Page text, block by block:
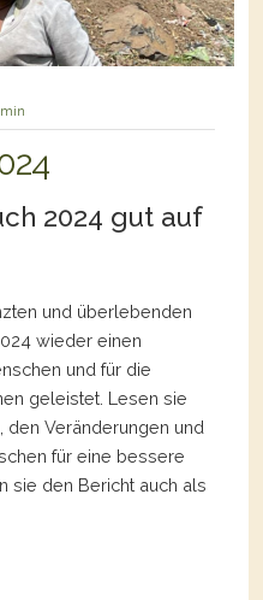
2024 gut auf
und überlebenden
wieder einen
und für die
geleistet. Lesen sie
den Veränderungen und
für eine bessere
sie den Bericht auch als